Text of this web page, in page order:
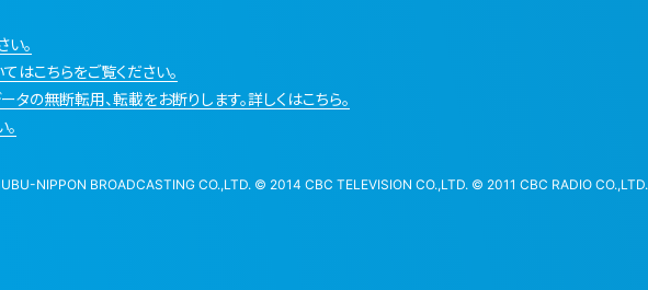
。
はこちらをご覧ください。
の無断転用、転載をお断りします。詳しくはこちら。
NIPPON BROADCASTING CO.,LTD. © 2014 CBC TELEVISION CO.,LTD. © 2011 CBC RADIO CO.,LTD.